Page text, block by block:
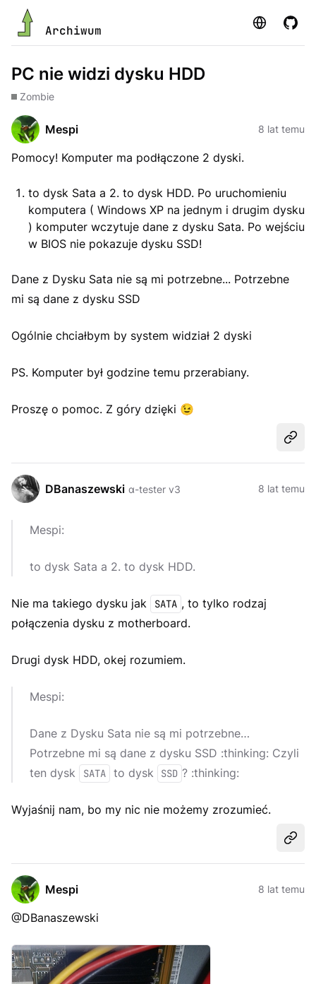
Archiwum Strona
PC nie widzi dysku HDD
Zombie
Mespi 8 lat temu
Pomocy! Komputer ma podłączone 2 dyski.
to dysk Sata a 2. to dysk HDD. Po uruchomieniu
komputera ( Windows XP na jednym i drugim dysku
) komputer wczytuje dane z dysku Sata. Po wejściu
w BIOS nie pokazuje dysku SSD!
Dane z Dysku Sata nie są mi potrzebne... Potrzebne
mi są dane z dysku SSD
Ogólnie chciałbym by system widział 2 dyski
PS. Komputer był godzine temu przerabiany.
Proszę o pomoc. Z góry dzięki 😉
DBanaszewski α-tester v3 8 lat temu
Mespi:
to dysk Sata a 2. to dysk HDD.
Nie ma takiego dysku jak SATA , to tylko rodzaj
połączenia dysku z motherboard.
Drugi dysk HDD, okej rozumiem.
Mespi:
Dane z Dysku Sata nie są mi potrzebne…
Potrzebne mi są dane z dysku SSD :thinking: Czyli
ten dysk
SATA to dysk SSD ? :thinking:
Wyjaśnij nam, bo my nic nie możemy zrozumieć.
Mespi 8 lat temu
@DBanaszewski